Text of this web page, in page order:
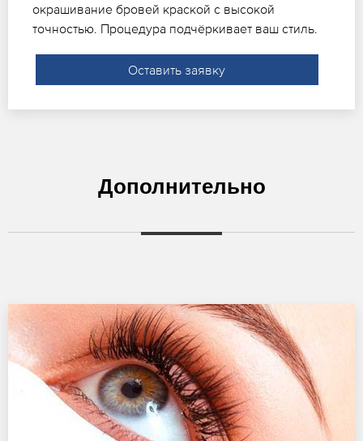
окрашивание бровей краской с высокой
точностью. Процедура подчёркивает ваш стиль.
Оставить заявку
Дополнительно